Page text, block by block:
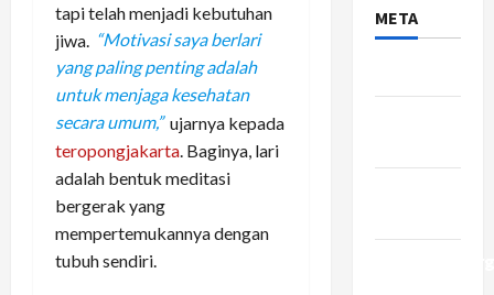
tapi telah menjadi kebutuhan
jiwa. “Motivasi saya berlari
yang paling penting adalah
untuk menjaga kesehatan
secara umum,” ujarnya kepada
teropongjakarta . Baginya, lari
adalah bentuk meditasi
bergerak yang
mempertemukannya dengan
tubuh sendiri.
META